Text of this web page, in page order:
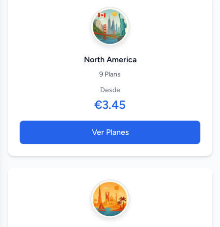
North America
9 Plans
Desde
€3.45
Ver Planes